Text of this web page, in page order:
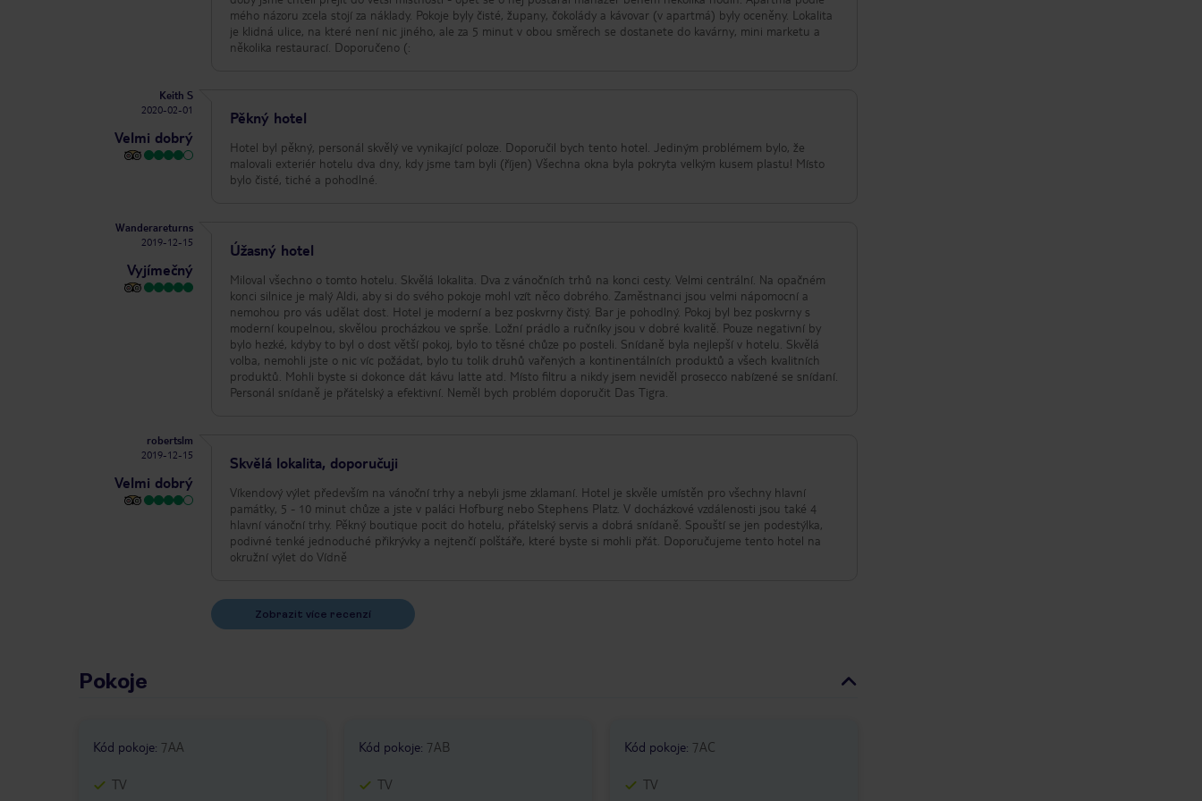
mého názoru zcela stojí za náklady. Pokoje byly čisté, župany, čokolády a kávovar (v apartmá) byly oceněny. Lokalita
je klidná ulice, na které není nic jiného, ale za 5 minut v obou směrech se dostanete do kavárny, mini marketu a
několika restaurací. Doporučeno (:
Keith S
2020-02-01
Velmi dobrý
Pěkný hotel
Hotel byl pěkný, personál skvělý ve vynikající poloze. Doporučil bych tento hotel. Jediným problémem bylo, že
malovali exteriér hotelu dva dny, kdy jsme tam byli (říjen) Všechna okna byla pokryta velkým kusem plastu! Místo
bylo čisté, tiché a pohodlné.
Wanderareturns
2019-12-15
Vyjímečný
Úžasný hotel
Miloval všechno o tomto hotelu. Skvělá lokalita. Dva z vánočních trhů na konci cesty. Velmi centrální. Na opačném
konci silnice je malý Aldi, aby si do svého pokoje mohl vzít něco dobrého. Zaměstnanci jsou velmi nápomocní a
nemohou pro vás udělat dost. Hotel je moderní a bez poskvrny čistý. Bar je pohodlný. Pokoj byl bez poskvrny s
moderní koupelnou, skvělou procházkou ve sprše. Ložní prádlo a ručníky jsou v dobré kvalitě. Pouze negativní by
bylo hezké, kdyby to byl o dost větší pokoj, bylo to těsné chůze po posteli. Snídaně byla nejlepší v hotelu. Skvělá
volba, nemohli jste o nic víc požádat, bylo tu tolik druhů vařených a kontinentálních produktů a všech kvalitních
produktů. Mohli byste si dokonce dát kávu latte atd. Místo filtru a nikdy jsem neviděl prosecco nabízené se snídaní.
Personál snídaně je přátelský a efektivní. Neměl bych problém doporučit Das Tigra.
robertslm
2019-12-15
Velmi dobrý
Skvělá lokalita, doporučuji
Víkendový výlet především na vánoční trhy a nebyli jsme zklamaní. Hotel je skvěle umístěn pro všechny hlavní
památky, 5 - 10 minut chůze a jste v paláci Hofburg nebo Stephens Platz. V docházkové vzdálenosti jsou také 4
hlavní vánoční trhy. Pěkný boutique pocit do hotelu, přátelský servis a dobrá snídaně. Spouští se jen podestýlka,
podivné tenké jednoduché přikrývky a nejtenčí polštáře, které byste si mohli přát. Doporučujeme tento hotel na
okružní výlet do Vídně
Zobrazit více recenzí
Pokoje
Kód pokoje: 7AA
TV
Kód pokoje: 7AB
TV
Kód pokoje: 7AC
TV